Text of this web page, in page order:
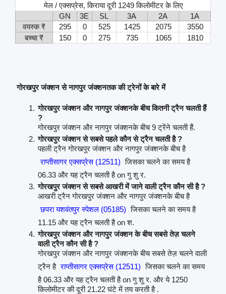
मेल / एक्सप्रेस, किराया दूरी 1249 किलोमीटर के लिए
GN
3E SL 3A 2A
1A
वयस्क ₹
295 0 525 1425 2075
3550
बच्चा ₹
150 0 275 735 1065 1810
गोरखपुर जंक्शन से नागपुर जंक्शनतक की ट्रेनों के बारे में
गोरखपुर जंक्शन और नागपुर जंक्शनके बीच कितनी ट्रैन चलती हैं
?
गोरखपुर जंक्शन और नागपुर जंक्शनके बीच 9 ट्रेंने चलती हैं.
गोरखपुर जंक्शन से सबसे पहले कौन से ट्रैन चलती है ?
पहली ट्रैन गोरखपुर जंक्शन और नागपुर जंक्शनके बीच है
राप्तीसागर एक्सप्रेस (12511) जिसका चलने का समय है
06.33 और यह ट्रैन चलती है on गु शु र.
गोरखपुर जंक्शन से सबसे आखरी में जाने वाली ट्रैन कौन सी है ?
आखरी ट्रैन गोरखपुर जंक्शन और नागपुर जंक्शनके बीच है
छपरा यशवंतपुर स्पेशल (05185) जिसका चलने का समय है
11.15 और यह ट्रैन चलती है on श.
गोरखपुर जंक्शन और नागपुर जंक्शन के बीच सबसे तेज़ चलने
वाली ट्रैन कौन सी है ?
गोरखपुर जंक्शन और नागपुर जंक्शनके बीच सबसे तेज़ चलने वाली
ट्रैन है राप्तीसागर एक्सप्रेस (12511) जिसका चलने का समय
है 06.33 और यह ट्रैन चलती है on गु शु र. और ये 1250
किलोमीटर की दूरी 21.22 घंटे में तय करती है .